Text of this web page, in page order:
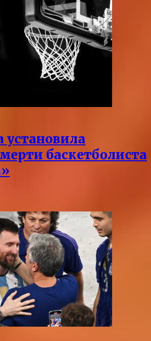
установила
баскетболиста